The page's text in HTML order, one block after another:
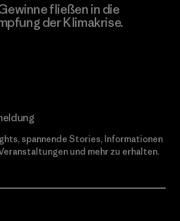
fließen in die
der Klimakrise.
spannende Stories, Informationen
und mehr zu erhalten.